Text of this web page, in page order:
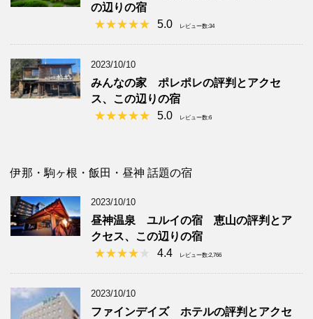
の辺りの宿
5.0
レビュー数:34
2023/10/10
みんなの家 ポレポレの評判とアクセ
ス、この辺りの宿
5.0
レビュー数:6
伊那・駒ヶ根・飯田・昼神 話題の宿
2023/10/10
昼神温泉 ユルイの宿 恵山の評判とア
クセス、この辺りの宿
4.4
レビュー数:2,766
2023/10/10
ファインデイズ ホテルの評判とアクセ